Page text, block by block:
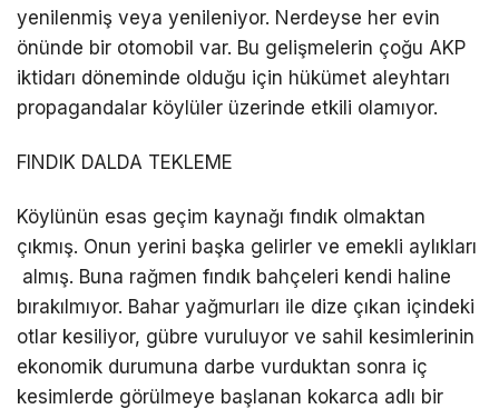
yenilenmiş veya yenileniyor. Nerdeyse her evin
önünde bir otomobil var. Bu gelişmelerin çoğu AKP
iktidarı döneminde olduğu için hükümet aleyhtarı
propagandalar köylüler üzerinde etkili olamıyor.
FINDIK DALDA TEKLEME
Köylünün esas geçim kaynağı fındık olmaktan
çıkmış. Onun yerini başka gelirler ve emekli aylıkları
almış. Buna rağmen fındık bahçeleri kendi haline
bırakılmıyor. Bahar yağmurları ile dize çıkan içindeki
otlar kesiliyor, gübre vuruluyor ve sahil kesimlerinin
ekonomik durumuna darbe vurduktan sonra iç
kesimlerde görülmeye başlanan kokarca adlı bir